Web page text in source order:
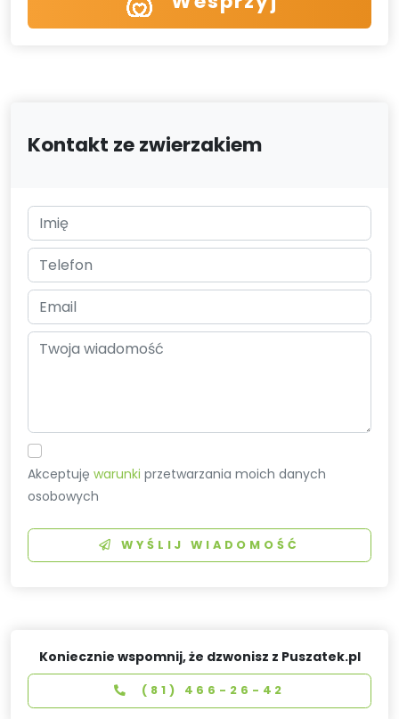
Kontakt ze zwierzakiem
Akceptujęwarunki przetwarzania moich danych
osobowych
WYŚLIJ WIADOMOŚĆ
Koniecznie wspomnij, że dzwonisz z Puszatek.pl
(81) 466-26-42